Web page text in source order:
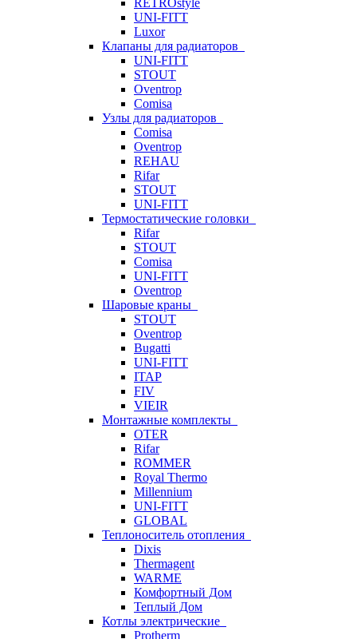
RETROstyle
UNI-FITT
Luxor
Клапаны для радиаторов
UNI-FITT
STOUT
Oventrop
Comisa
Узлы для радиаторов
Comisa
Oventrop
REHAU
Rifar
STOUT
UNI-FITT
Термостатические головки
Rifar
STOUT
Comisa
UNI-FITT
Oventrop
Шаровые краны
STOUT
Oventrop
Bugatti
UNI-FITT
ITAP
FIV
VIEIR
Монтажные комплекты
OTER
Rifar
ROMMER
Royal Thermo
Millennium
UNI-FITT
GLOBAL
Теплоноситель отопления
Dixis
Thermagent
WARME
Комфортный Дом
Теплый Дом
Котлы электрические
Protherm